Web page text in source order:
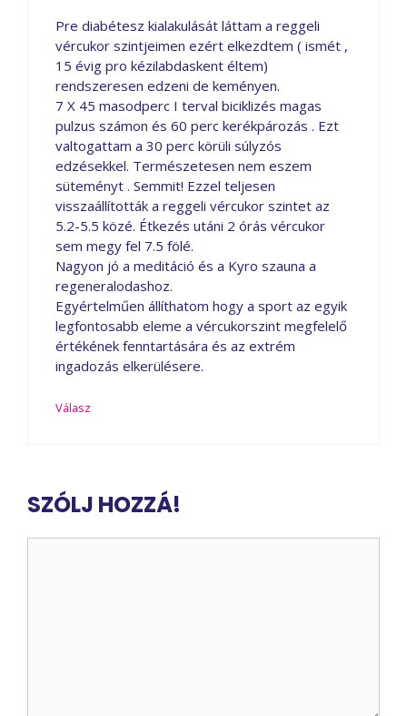
Pre diabétesz kialakulását láttam a reggeli
vércukor szintjeimen ezért elkezdtem ( ismét ,
15 évig pro kézilabdaskent éltem)
rendszeresen edzeni de keményen.
7 X 45 masodperc I terval biciklizés magas
pulzus számon és 60 perc kerékpározás . Ezt
valtogattam a 30 perc körüli súlyzós
edzésekkel. Természetesen nem eszem
süteményt . Semmit! Ezzel teljesen
visszaállították a reggeli vércukor szintet az
5.2-5.5 közé. Étkezés utáni 2 órás vércukor
sem megy fel 7.5 fölé.
Nagyon jó a meditáció és a Kyro szauna a
regeneralodashoz.
Egyértelműen állíthatom hogy a sport az egyik
legfontosabb eleme a vércukorszint megfelelő
értékének fenntartására és az extrém
ingadozás elkerülésere.
Válasz
SZÓLJ HOZZÁ!